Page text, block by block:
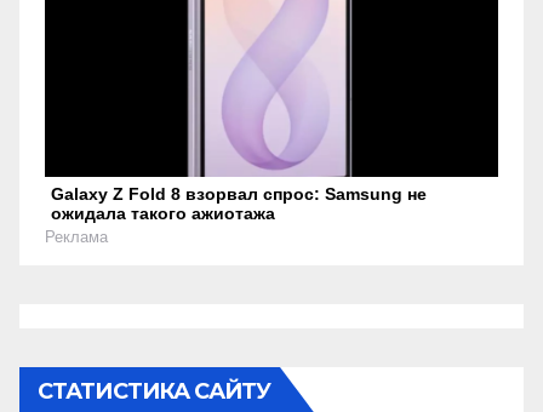
Galaxy Z Fold 8 взорвал спрос: Samsung не
ожидала такого ажиотажа
Реклама
СТАТИСТИКА САЙТУ